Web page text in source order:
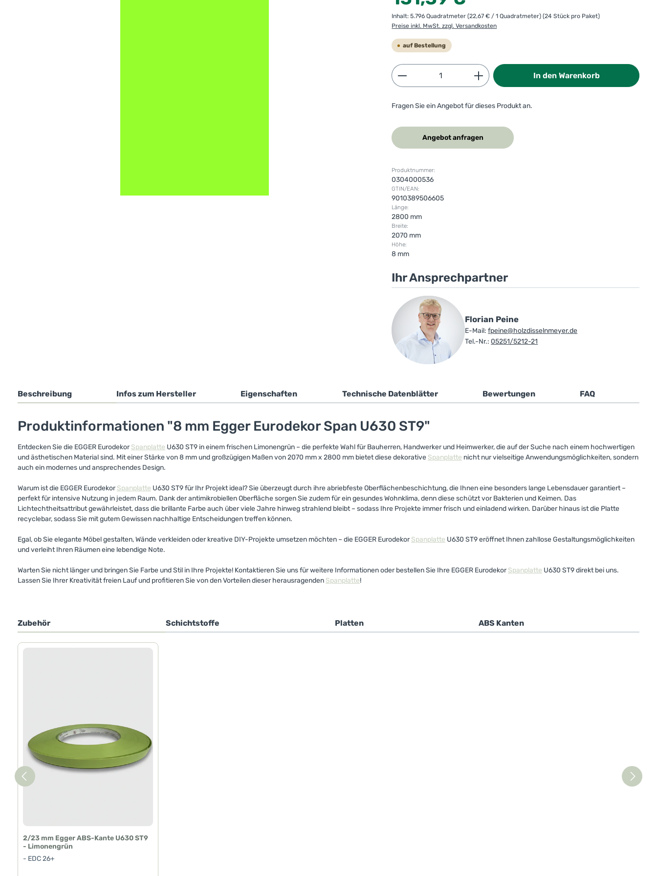
Inhalt:5.796 Quadratmeter(22,67 € / 1 Quadratmeter)(24 Stück pro Paket)
Preise inkl. MwSt. zzgl. Versandkosten
auf Bestellung
Produkt Anzahl: Gib den gewünschten Wert ein
In den Warenkorb
Fragen Sie ein Angebot für dieses Produkt an.
Angebot anfragen
Produktnummer:
0304000536
GTIN/EAN:
9010389506605
Länge:
2800 mm
Breite:
2070 mm
Höhe:
8 mm
Ihr Ansprechpartner
Florian Peine
E-Mail: fpeine@holzdisselnmeyer.de
Tel.-Nr.: 05251/5212-21
Beschreibung Infos zum Hersteller Eigenschaften Technische Datenblätter Bewertungen FAQ
Produktinformationen "8 mm Egger Eurodekor Span U630 ST9"
Entdecken Sie die EGGER EurodekorSpanplatte U630 ST9 in einem frischen Limonengrün – die perfekte Wahl für Bauherren, Handwerker und Heimwerker, die auf der Suche nach einem hochwertigen
und ästhetischen Material sind. Mit einer Stärke von 8 mm und großzügigen Maßen von 2070 mm x 2800 mm bietet diese dekorative Spanplatte nicht nur vielseitige Anwendungsmöglichkeiten, sondern
auch ein modernes und ansprechendes Design.
Warum ist die EGGER EurodekorSpanplatte U630 ST9 für Ihr Projekt ideal? Sie überzeugt durch ihre abriebfeste Oberflächenbeschichtung, die Ihnen eine besonders lange Lebensdauer garantiert –
perfekt für intensive Nutzung in jedem Raum. Dank der antimikrobiellen Oberfläche sorgen Sie zudem für ein gesundes Wohnklima, denn diese schützt vor Bakterien und Keimen. Das
Lichtechtheitsattribut gewährleistet, dass die brillante Farbe auch über viele Jahre hinweg strahlend bleibt – sodass Ihre Projekte immer frisch und einladend wirken. Darüber hinaus ist die Platte
recyclebar, sodass Sie mit gutem Gewissen nachhaltige Entscheidungen treffen können.
Egal, ob Sie elegante Möbel gestalten, Wände verkleiden oder kreative DIY-Projekte umsetzen möchten – die EGGER EurodekorSpanplatte U630 ST9 eröffnet Ihnen zahllose Gestaltungsmöglichkeiten
und verleiht Ihren Räumen eine lebendige Note.
Warten Sie nicht länger und bringen Sie Farbe und Stil in Ihre Projekte! Kontaktieren Sie uns für weitere Informationen oder bestellen Sie Ihre EGGER EurodekorSpanplatte U630 ST9 direkt bei uns.
Lassen Sie Ihrer Kreativität freien Lauf und profitieren Sie von den Vorteilen dieser herausragenden Spanplatte!
Zubehör Schichtstoffe Platten ABS Kanten
Produktgalerie überspringen
2/23 mm Egger ABS-Kante U630 ST9
- Limonengrün
- EDC 26+